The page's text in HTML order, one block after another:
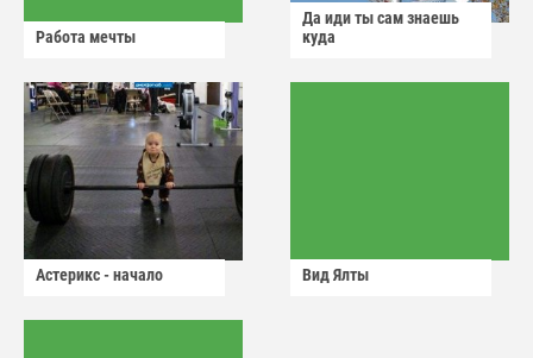
Работа мечты
Да иди ты сам знаешь
куда
Астерикс - начало Вид Ялты